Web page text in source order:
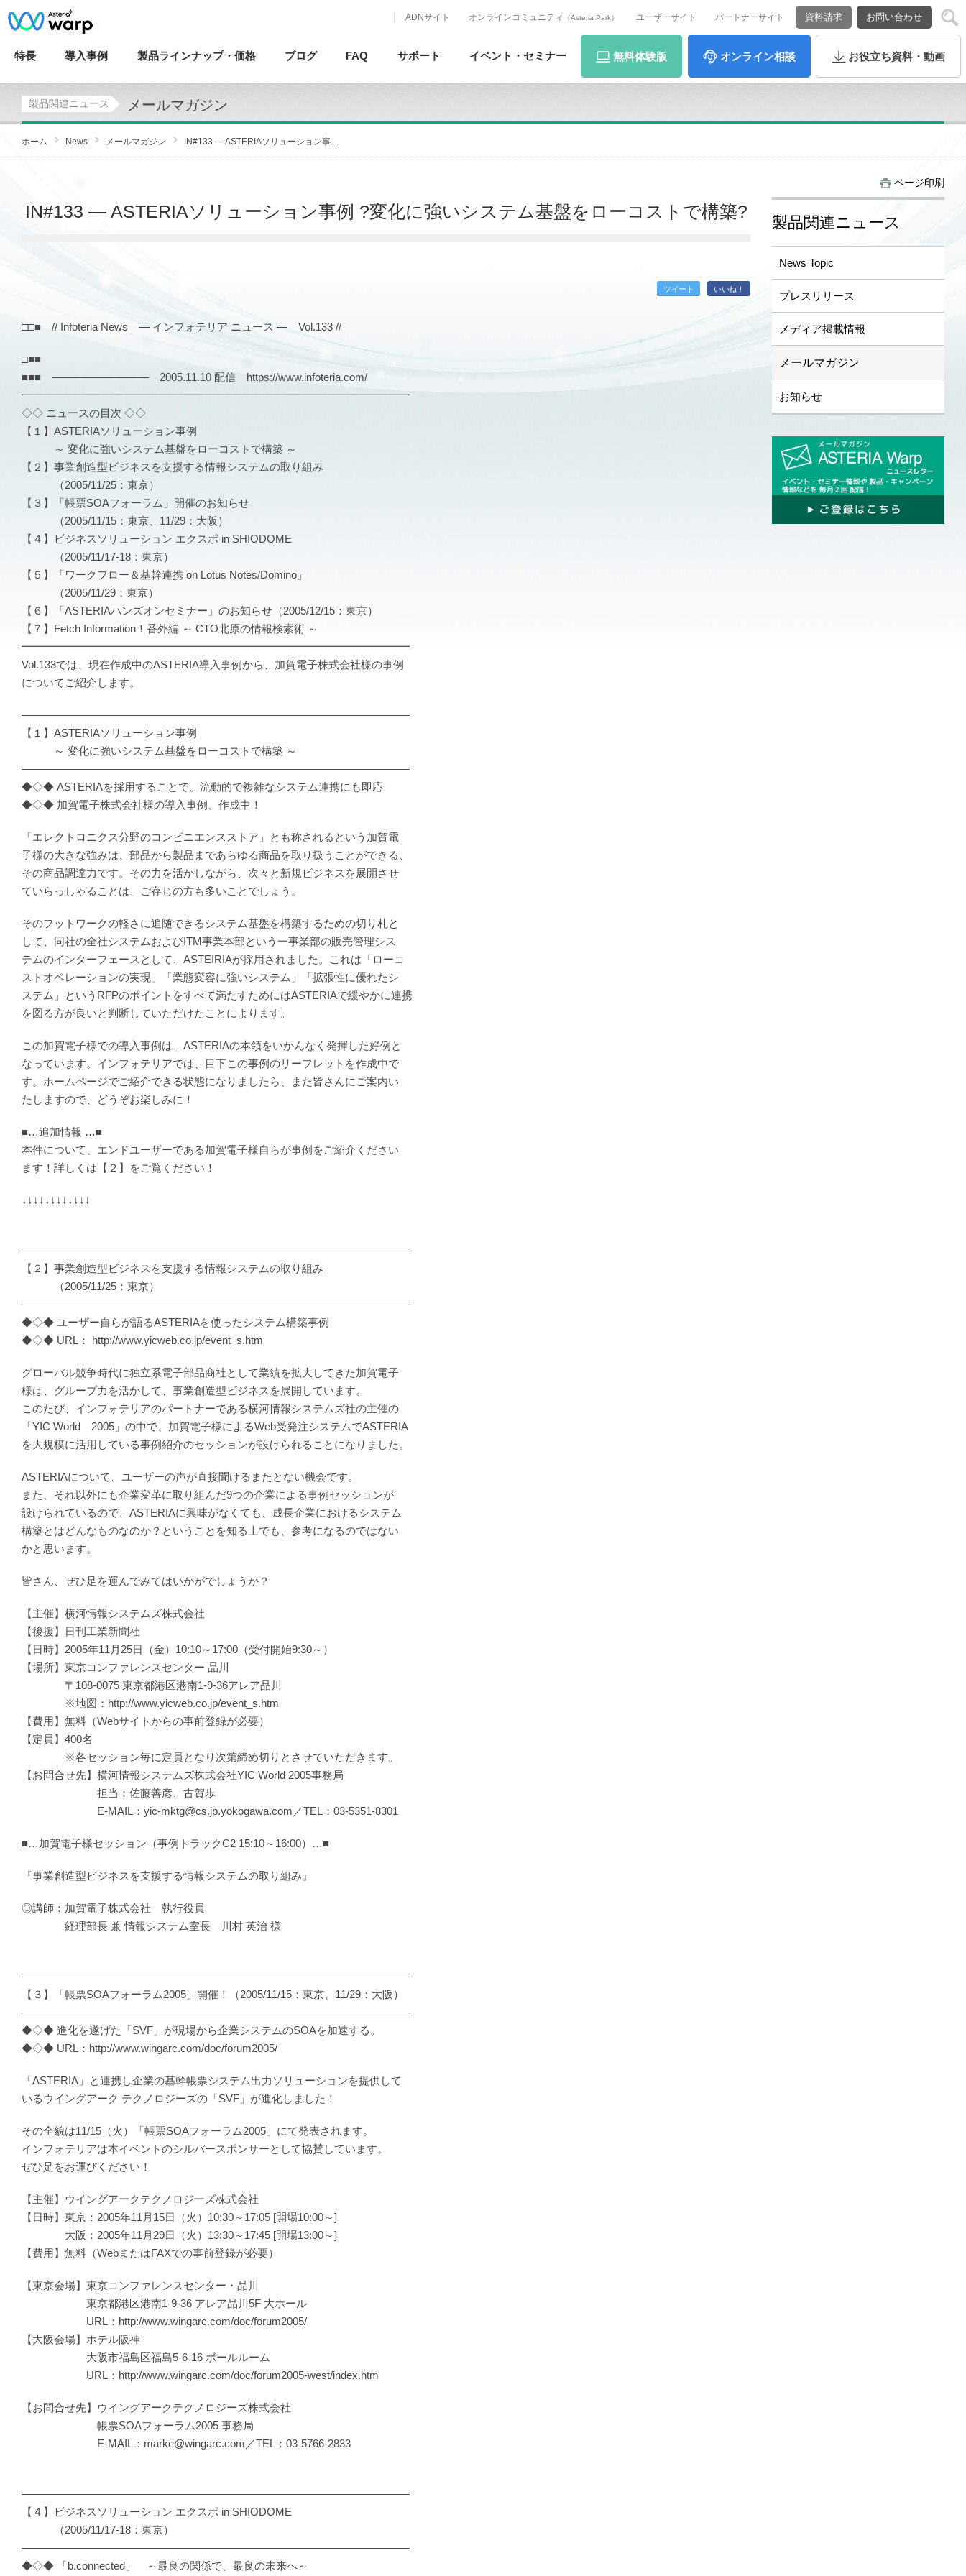
ADNサイト オンラインコミュニティ （Asteria Park） ユーザーサイト パートナーサイト 資料請求 お問い合わせ
特長 導入事例 製品ラインナップ・ 価格 ブログ FAQ サポート イベント・ セミナー 無料体験版 オンライン相談 お役立ち資料・動画
製品関連ニュース メールマガジン
ホーム News メールマガジン IN#133 — ASTERIAソリューション事...
IN#133 — ASTERIAソリューション事例 ?変化に強いシステム基盤をローコストで構築?
ツイート いいね！
□□■ // Infoteria News — インフォテリア ニュース — Vol.133 //
□■■
■■■ ――――――――― 2005.11.10 配信 https://www.infoteria.com/
━━━━━━━━━━━━━━━━━━━━━━━━━━━━━━━━━━━━
◇◇ ニュースの目次 ◇◇
【１】ASTERIAソリューション事例
～ 変化に強いシステム基盤をローコストで構築 ～
【２】事業創造型ビジネスを支援する情報システムの取り組み
（2005/11/25：東京）
【３】「帳票SOAフォーラム」開催のお知らせ
（2005/11/15：東京、11/29：大阪）
【４】ビジネスソリューション エクスポ in SHIODOME
（2005/11/17-18：東京）
【５】「ワークフロー＆基幹連携 on Lotus Notes/Domino」
（2005/11/29：東京）
【６】「ASTERIAハンズオンセミナー」のお知らせ（2005/12/15：東京）
【７】Fetch Information！番外編 ～ CTO北原の情報検索術 ～
━━━━━━━━━━━━━━━━━━━━━━━━━━━━━━━━━━━━
Vol.133では、現在作成中のASTERIA導入事例から、加賀電子株式会社様の事例
についてご紹介します。
――――――――――――――――――――――――――――――――――――
【１】ASTERIAソリューション事例
～ 変化に強いシステム基盤をローコストで構築 ～
――――――――――――――――――――――――――――――――――――
◆◇◆ ASTERIAを採用することで、流動的で複雑なシステム連携にも即応
◆◇◆ 加賀電子株式会社様の導入事例、作成中！
「エレクトロニクス分野のコンビニエンスストア」とも称されるという加賀電
子様の大きな強みは、部品から製品まであらゆる商品を取り扱うことができる、
その商品調達力です。その力を活かしながら、次々と新規ビジネスを展開させ
ていらっしゃることは、ご存じの方も多いことでしょう。
そのフットワークの軽さに追随できるシステム基盤を構築するための切り札と
して、同社の全社システムおよびITM事業本部という一事業部の販売管理シス
テムのインターフェースとして、ASTEIRIAが採用されました。これは「ローコ
ストオペレーションの実現」「業態変容に強いシステム」「拡張性に優れたシ
ステム」というRFPのポイントをすべて満たすためにはASTERIAで緩やかに連携
を図る方が良いと判断していただけたことによります。
この加賀電子様での導入事例は、ASTERIAの本領をいかんなく発揮した好例と
なっています。インフォテリアでは、目下この事例のリーフレットを作成中で
す。ホームページでご紹介できる状態になりましたら、また皆さんにご案内い
たしますので、どうぞお楽しみに！
■…追加情報 …■
本件について、エンドユーザーである加賀電子様自らが事例をご紹介ください
ます！詳しくは【２】をご覧ください！
↓↓↓↓↓↓↓↓↓↓↓↓
――――――――――――――――――――――――――――――――――――
【２】事業創造型ビジネスを支援する情報システムの取り組み
（2005/11/25：東京）
――――――――――――――――――――――――――――――――――――
◆◇◆ ユーザー自らが語るASTERIAを使ったシステム構築事例
◆◇◆ URL： http://www.yicweb.co.jp/event_s.htm
グローバル競争時代に独立系電子部品商社として業績を拡大してきた加賀電子
様は、グループ力を活かして、事業創造型ビジネスを展開しています。
このたび、インフォテリアのパートナーである横河情報システムズ社の主催の
「YIC World 2005」の中で、加賀電子様によるWeb受発注システムでASTERIA
を大規模に活用している事例紹介のセッションが設けられることになりました。
ASTERIAについて、ユーザーの声が直接聞けるまたとない機会です。
また、それ以外にも企業変革に取り組んだ9つの企業による事例セッションが
設けられているので、ASTERIAに興味がなくても、成長企業におけるシステム
構築とはどんなものなのか？ということを知る上でも、参考になるのではない
かと思います。
皆さん、ぜひ足を運んでみてはいかがでしょうか？
【主催】横河情報システムズ株式会社
【後援】日刊工業新聞社
【日時】2005年11月25日（金）10:10～17:00（受付開始9:30～）
【場所】東京コンファレンスセンター 品川
〒108-0075 東京都港区港南1-9-36アレア品川
※地図：http://www.yicweb.co.jp/event_s.htm
【費用】無料（Webサイトからの事前登録が必要）
【定員】400名
※各セッション毎に定員となり次第締め切りとさせていただきます。
【お問合せ先】横河情報システムズ株式会社YIC World 2005事務局
担当：佐藤善彦、古賀歩
E-MAIL：yic-mktg@cs.jp.yokogawa.com／TEL：03-5351-8301
■…加賀電子様セッション（事例トラックC2 15:10～16:00）…■
『事業創造型ビジネスを支援する情報システムの取り組み』
◎講師：加賀電子株式会社 執行役員
経理部長 兼 情報システム室長 川村 英治 様
――――――――――――――――――――――――――――――――――――
【３】「帳票SOAフォーラム2005」開催！（2005/11/15：東京、11/29：大阪）
――――――――――――――――――――――――――――――――――――
◆◇◆ 進化を遂げた「SVF」が現場から企業システムのSOAを加速する。
◆◇◆ URL：http://www.wingarc.com/doc/forum2005/
「ASTERIA」と連携し企業の基幹帳票システム出力ソリューションを提供して
いるウイングアーク テクノロジーズの「SVF」が進化しました！
その全貌は11/15（火）「帳票SOAフォーラム2005」にて発表されます。
インフォテリアは本イベントのシルバースポンサーとして協賛しています。
ぜひ足をお運びください！
【主催】ウイングアークテクノロジーズ株式会社
【日時】東京：2005年11月15日（火）10:30～17:05 [開場10:00～]
大阪：2005年11月29日（火）13:30～17:45 [開場13:00～]
【費用】無料（WebまたはFAXでの事前登録が必要）
【東京会場】東京コンファレンスセンター・品川
東京都港区港南1-9-36 アレア品川5F 大ホール
URL：http://www.wingarc.com/doc/forum2005/
【大阪会場】ホテル阪神
大阪市福島区福島5-6-16 ボールルーム
URL：http://www.wingarc.com/doc/forum2005-west/index.htm
【お問合せ先】ウイングアークテクノロジーズ株式会社
帳票SOAフォーラム2005 事務局
E-MAIL：marke@wingarc.com／TEL：03-5766-2833
――――――――――――――――――――――――――――――――――――
【４】ビジネスソリューション エクスポ in SHIODOME
（2005/11/17-18：東京）
――――――――――――――――――――――――――――――――――――
◆◇◆ 「b.connected」 ～最良の関係で、最良の未来へ～
ページ印刷
製品関連ニュース
News Topic
プレスリリース
メディア掲載情報
メールマガジン
お知らせ